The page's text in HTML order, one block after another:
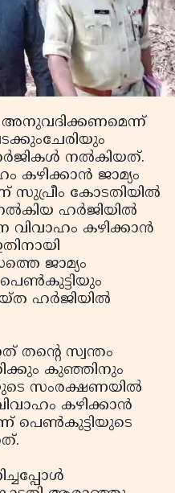
അനുവദിക്കണമെന്ന്
നല്‍കിയത്.
കഴിക്കാന്‍ ജാമ്യം
കോടതിയില്‍
ഹര്‍ജിയില്‍
വിവാഹം കഴിക്കാന്‍
ജാമ്യം
ഹര്‍ജിയില്‍
തന്റെ സ്വന്തം
കുഞ്ഞിനും
സംരക്ഷണയില്‍
കഴിക്കാന്‍
പെണ്‍കുട്ടിയുടെ